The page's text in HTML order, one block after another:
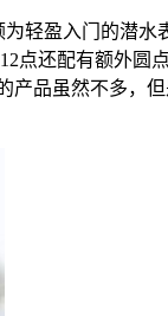
为轻盈入门的潜
点还配有额外圆
产品虽然不多，